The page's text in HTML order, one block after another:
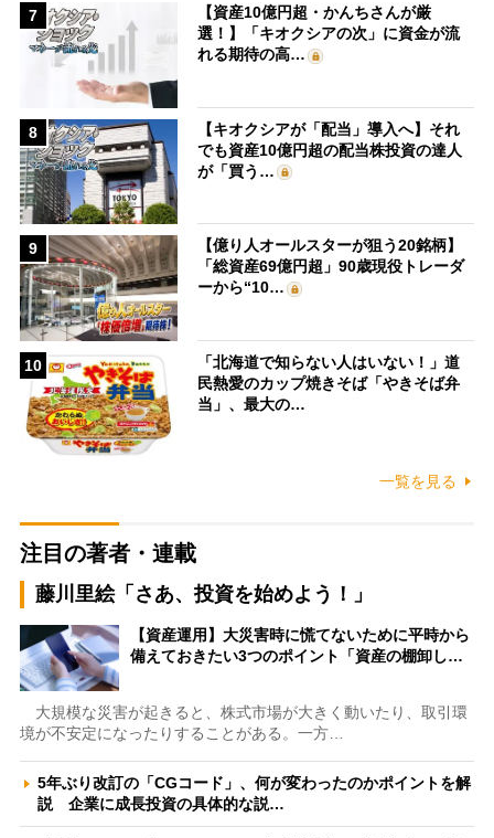
7
【資産10億円超・かんちさんが厳
選！】「キオクシアの次」に資金が流
れる期待の高…
8
【キオクシアが「配当」導入へ】それ
でも資産10億円超の配当株投資の達人
が「買う…
9
【億り人オールスターが狙う20銘柄】
「総資産69億円超」90歳現役トレーダ
ーから“10…
10
「北海道で知らない人はいない！」道
民熱愛のカップ焼きそば「やきそば弁
当」、最大の…
一覧を見る
注目の著者・連載
藤川里絵「さあ、投資を始めよう！」
【資産運用】大災害時に慌てないために平時から
備えておきたい3つのポイント「資産の棚卸し…
大規模な災害が起きると、株式市場が大きく動いたり、取引環
境が不安定になったりすることがある。一方…
5年ぶり改訂の「CGコード」、何が変わったのかポイントを解
説 企業に成長投資の具体的な説…